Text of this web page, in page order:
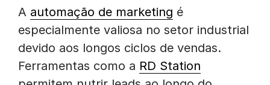
A automação de marketing é
especialmente valiosa no setor industrial
devido aos longos ciclos de vendas.
Ferramentas como a RD Station